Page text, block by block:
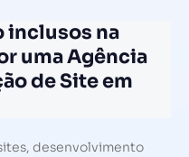
inclusos na
uma Agência
de Site em
desenvolvimento